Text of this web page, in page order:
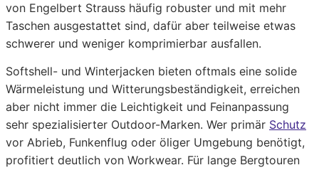
von Engelbert Strauss häufig robuster und mit mehr
Taschen ausgestattet sind, dafür aber teilweise etwas
schwerer und weniger komprimierbar ausfallen.
Softshell- und Winterjacken bieten oftmals eine solide
Wärmeleistung und Witterungsbeständigkeit, erreichen
aber nicht immer die Leichtigkeit und Feinanpassung
sehr spezialisierter Outdoor-Marken. Wer primär Schutz
vor Abrieb, Funkenflug oder öliger Umgebung benötigt,
profitiert deutlich von Workwear. Für lange Bergtouren